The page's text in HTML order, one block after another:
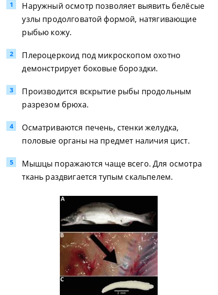
Наружный осмотр позволяет выявить белёсые
узлы продолговатой формой, натягивающие
рыбью кожу.
Плероцеркоид под микроскопом охотно
демонстрирует боковые бороздки.
Производится вскрытие рыбы продольным
разрезом брюха.
Осматриваются печень, стенки желудка,
половые органы на предмет наличия цист.
Мышцы поражаются чаще всего. Для осмотра
ткань раздвигается тупым скальпелем.